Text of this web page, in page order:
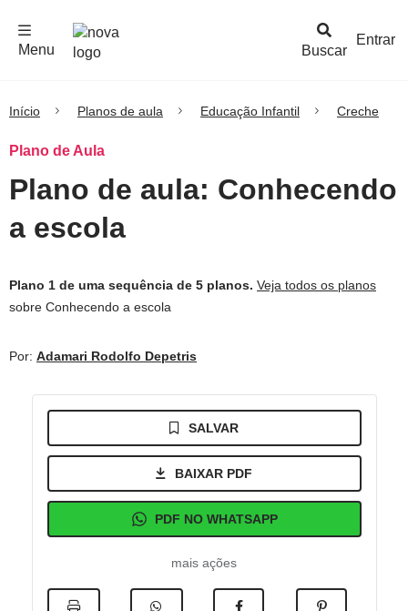
Buscar
Menu
Entrar
Início Planos de aula Educação Infantil Creche
Plano de Aula
Plano de aula: Conhecendo
a escola
Plano 1 de uma sequência de 5 planos. Veja todos os planos
sobre Conhecendo a escola
Por: Adamari Rodolfo Depetris
SALVAR
BAIXAR PDF
PDF NO WHATSAPP
mais ações